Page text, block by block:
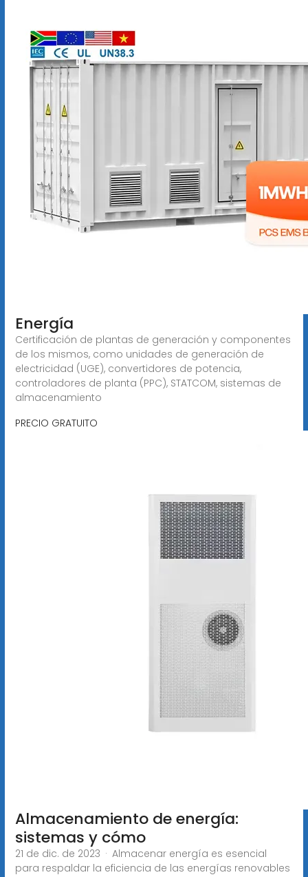
Energía
Certificación de plantas de generación y componentes
de los mismos, como unidades de generación de
electricidad (UGE), convertidores de potencia,
controladores de planta (PPC), STATCOM, sistemas de
almacenamiento
PRECIO GRATUITO
Almacenamiento de energía:
sistemas y cómo
21 de dic. de 2023 · Almacenar energía es esencial
para respaldar la eficiencia de las energías renovables